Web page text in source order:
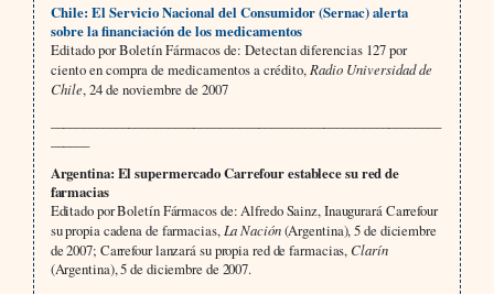
Chile: El Servicio Nacional del Consumidor (Sernac) alerta
sobre la financiación de los medicamentos
Editado por Boletín Fármacos de: Detectan diferencias 127 por
ciento en compra de medicamentos a crédito, Radio Universidad de
Chile, 24 de noviembre de 2007
Argentina: El supermercado Carrefour establece su red de
farmacias
Editado por Boletín Fármacos de: Alfredo Sainz, Inaugurará Carrefour
su propia cadena de farmacias, La Nación(Argentina), 5 de diciembre
de 2007; Carrefour lanzará su propia red de farmacias,Clarín
(Argentina), 5 de diciembre de 2007.